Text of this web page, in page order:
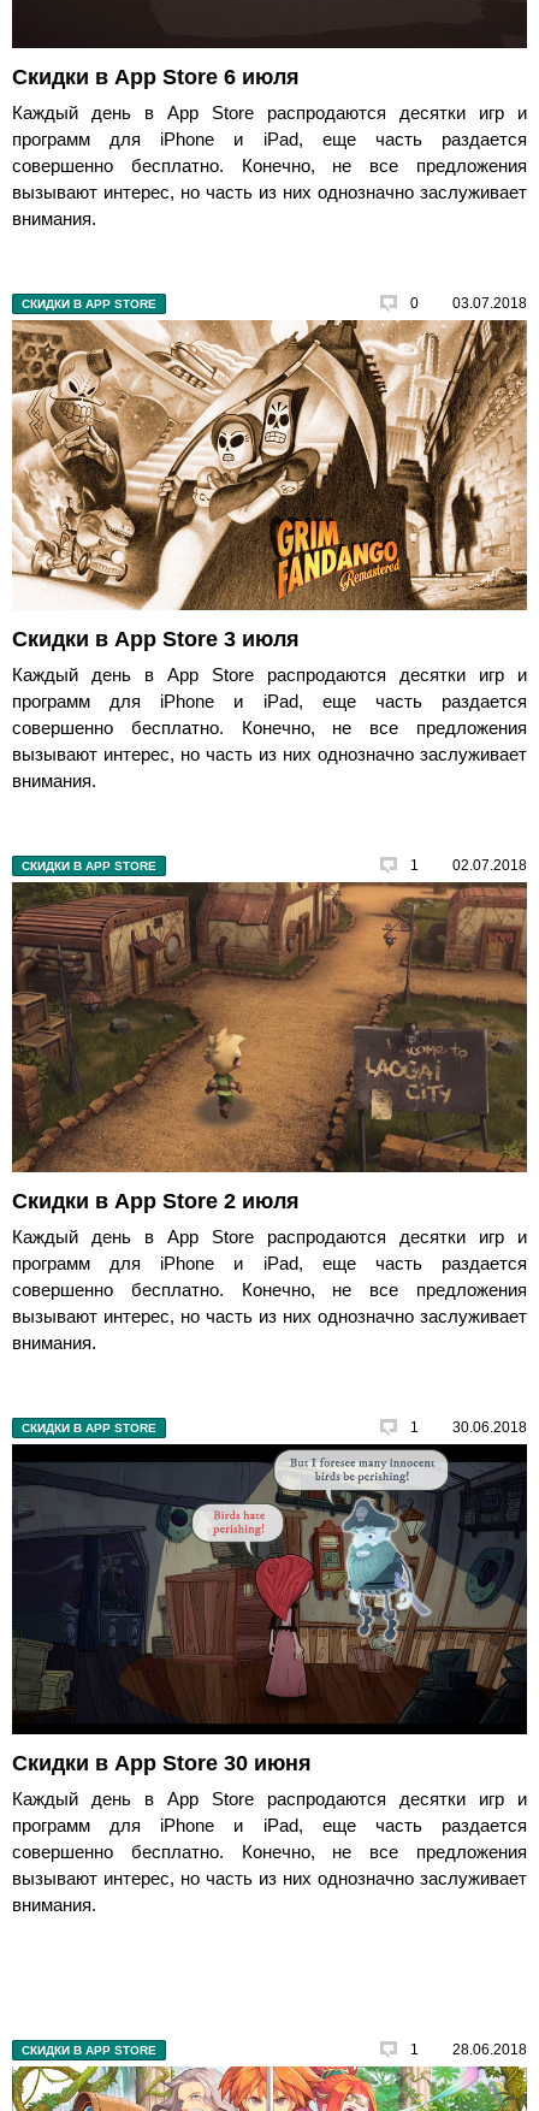
Скидки в App Store 6 июля
Каждый день в App Store распродаются десятки игр и
программ для iPhone и iPad, еще часть раздается
совершенно бесплатно. Конечно, не все предложения
вызывают интерес, но часть из них однозначно заслуживает
внимания.
СКИДКИ В APP STORE 0 03.07.2018
Скидки в App Store 3 июля
Каждый день в App Store распродаются десятки игр и
программ для iPhone и iPad, еще часть раздается
совершенно бесплатно. Конечно, не все предложения
вызывают интерес, но часть из них однозначно заслуживает
внимания.
СКИДКИ В APP STORE 1 02.07.2018
Скидки в App Store 2 июля
Каждый день в App Store распродаются десятки игр и
программ для iPhone и iPad, еще часть раздается
совершенно бесплатно. Конечно, не все предложения
вызывают интерес, но часть из них однозначно заслуживает
внимания.
СКИДКИ В APP STORE 1 30.06.2018
Скидки в App Store 30 июня
Каждый день в App Store распродаются десятки игр и
программ для iPhone и iPad, еще часть раздается
совершенно бесплатно. Конечно, не все предложения
вызывают интерес, но часть из них однозначно заслуживает
внимания.
СКИДКИ В APP STORE 1 28.06.2018